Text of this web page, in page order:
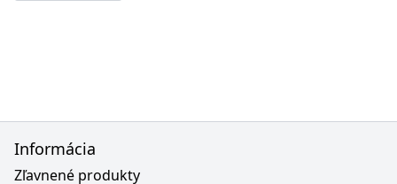
Informácia
Zľavnené produkty